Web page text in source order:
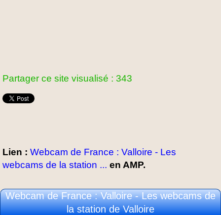
Partager ce site visualisé : 343
Lien : Webcam de France : Valloire - Les
webcams de la station ... en AMP.
Webcam de France : Valloire - Les webcams de
la station de Valloire